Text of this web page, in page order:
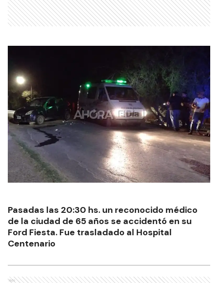
Pasadas las 20:30 hs. un reconocido médico
de la ciudad de 65 años se accidentó en su
Ford Fiesta. Fue trasladado al Hospital
Centenario
Ads